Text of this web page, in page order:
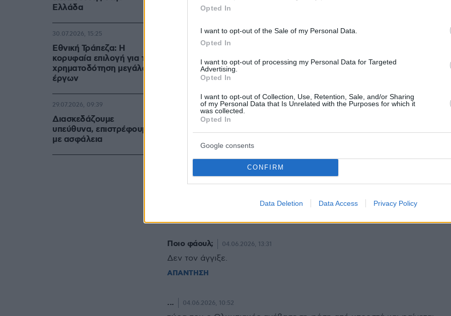
Opted In
I want to opt-out of the Sale of my Personal Data.
Opted In
I want to opt-out of processing my Personal Data for Targeted
Advertising.
Opted In
I want to opt-out of Collection, Use, Retention, Sale, and/or Sharing
of my Personal Data that Is Unrelated with the Purposes for which it
was collected.
Opted In
Google consents
CONFIRM
Data Deletion Data Access Privacy Policy
Ελλάδα
Εθνική Τράπεζα: Η
κορυφαία επιλογή για τη
χρηματοδότηση μεγάλων
έργων
30.07.2026, 15:25
Διασκεδάζουμε
υπεύθυνα, επιστρέφουμε
με ασφάλεια
29.07.2026, 09:39
όλες τις ειδήσεις
στιγμή που συμβαίνουν, στοProtothema.gr
ΣΧΟΛΙΑ (25)
Είπαμε ο Παναθηναϊκός.... 04.06.2026, 13:39
Δεν έχει καμία ποιότητα σε ψηλούς αλλά και 29-5;
Ποιο φάουλ; 04.06.2026, 13:31
Δεν τον άγγιξε.
ΑΠΑΝΤΗΣΗ
... 04.06.2026, 10:52